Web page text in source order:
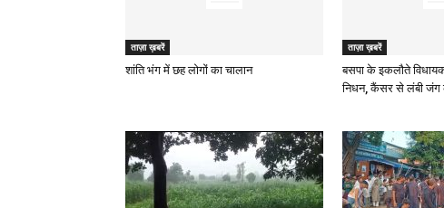
ताज़ा ख़बरें
शांति भंग में छह लोगों का चालान
ताज़ा ख़बरें
बसपा के इकलौते
निधन, कैंसर से लंबी जंग